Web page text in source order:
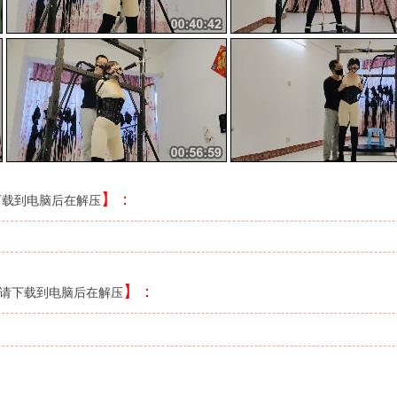
到电脑后在解压】：
请下载到电脑后在解压】 ：